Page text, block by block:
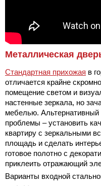
Металлическая
Стандартная прихожая в
отличается крайне
помещение светом и
настенные зеркала, но
мебелью.
проблемы – установить
квартиру с зеркальными
площадь и сделать
готовое полотно с
приклеить отражающий
Варианты входной